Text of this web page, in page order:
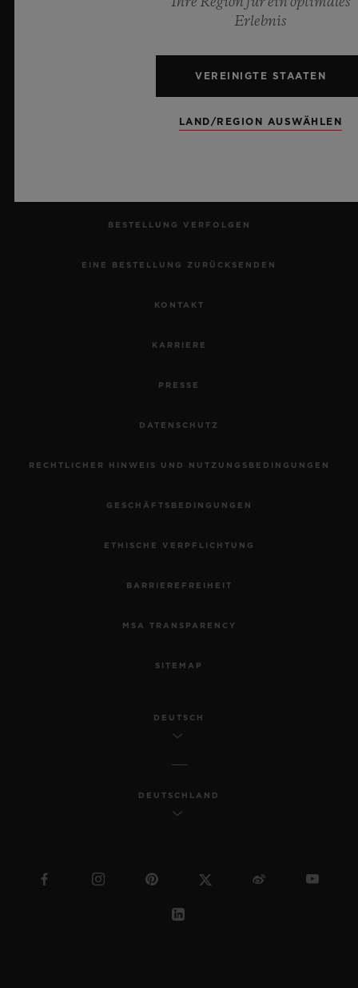
BESTELLUNG VERFOLGEN
EINE BESTELLUNG ZURÜCKSENDEN
KONTAKT
KARRIERE
PRESSE
DATENSCHUTZ
RECHTLICHER HINWEIS UND NUTZUNGSBEDINGUNGEN
GESCHÄFTSBEDINGUNGEN
ETHISCHE VERPFLICHTUNG
BARRIEREFREIHEIT
MSA TRANSPARENCY
SITEMAP
DEUTSCH
DEUTSCHLAND
Erlebnis
VEREINIGTE STAATEN
LAND/REGION AUSWÄHLEN